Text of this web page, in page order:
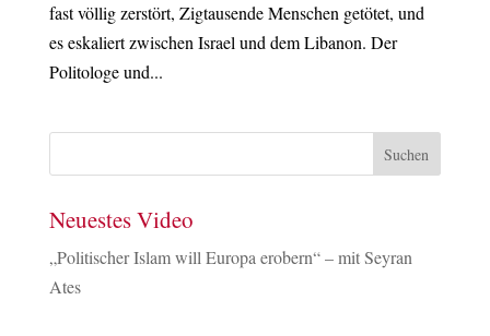
fast völlig zerstört, Zigtausende Menschen getötet, und
es eskaliert zwischen Israel und dem Libanon. Der
Politologe und...
Neuestes Video
„Politischer Islam will Europa erobern“ – mit Seyran
Ates